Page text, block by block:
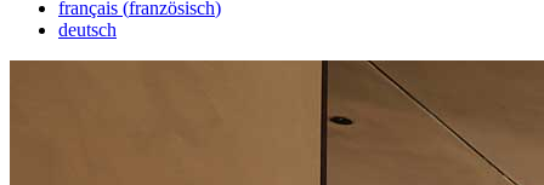
français (französisch)
deutsch